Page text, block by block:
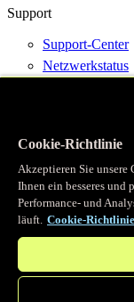
Support
Support-Center
Netzwerkstatus
X
Instagram
Cookie-Richtlinie
Akzeptieren Sie
Ihnen ein besseres und
Performance- und
läuft. Cookie-Richtlinie